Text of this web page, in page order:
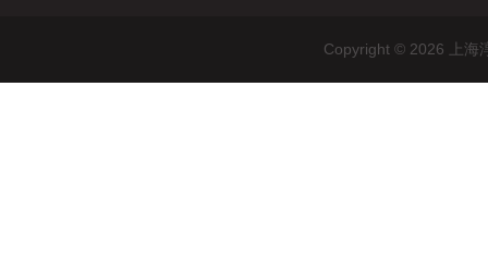
Copyright © 2026 上